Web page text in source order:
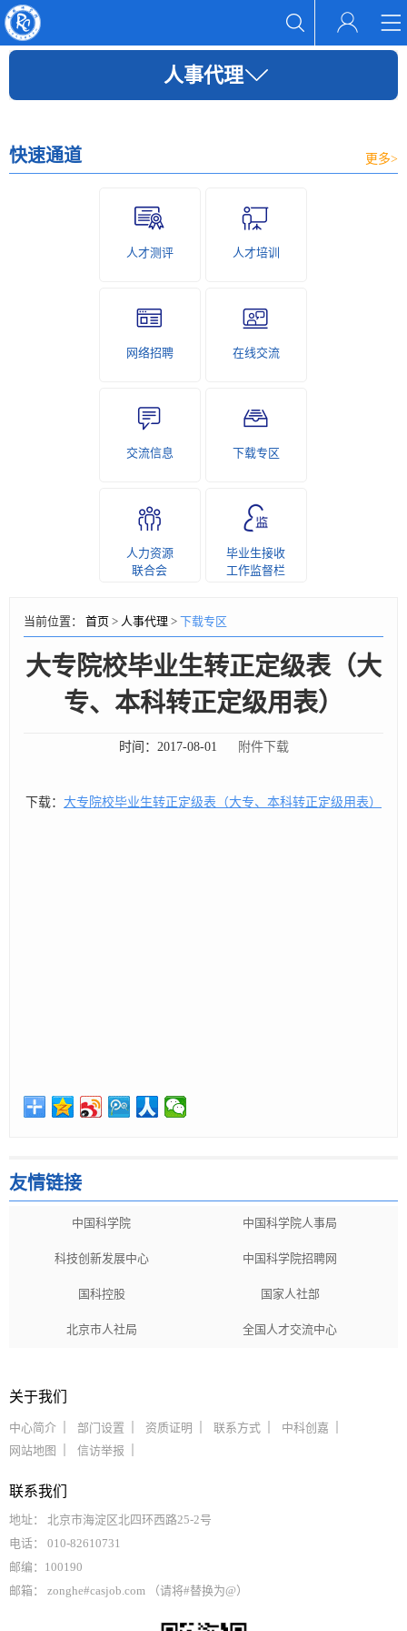
人事代理
快速通道 更多>
人才测评 人才培训
网络招聘 在线交流
交流信息 下载专区
人力资源
联合会
毕业生接收
工作监督栏
当前位置： 首页 > 人事代理 > 下载专区
大专院校毕业生转正定级表（大
专、本科转正定级用表）
时间： 2017-08-01 附件下载
下载： 大专院校毕业生转正定级表（大专、本科转正定级用表）
友情链接
中国科学院 中国科学院人事局
科技创新发展中心 中国科学院招聘网
国科控股 国家人社部
北京市人社局 全国人才交流中心
关于我们
中心简介 部门设置 资质证明 联系方式
中科创嘉
网站地图
信访举报
联系我们
地址： 北京市海淀区北四环西路25-2号
电话： 010-82610731
邮编：100190
邮箱： zonghe#casjob.com （请将#替换为@）